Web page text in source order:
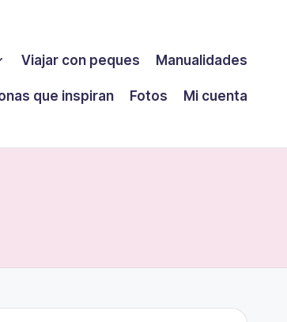
Viajar con peques Manualidades
que inspiran Fotos
Mi cuenta